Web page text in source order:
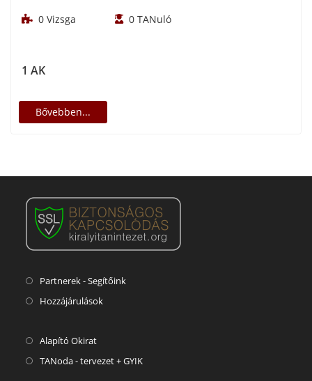
0 Vizsga 0TANuló
1 AK
Bővebben...
Partnerek - Segítőink
Hozzájárulások
Alapító Okirat
TANoda - tervezet + GYIK